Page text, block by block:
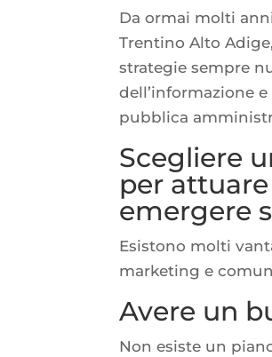
Da ormai molti
Trentino Alto
strategie sempre
dell’informazione
pubblica
Scegliere
per
emergere
Esistono molti
marketing e
Avere un
Non esiste un